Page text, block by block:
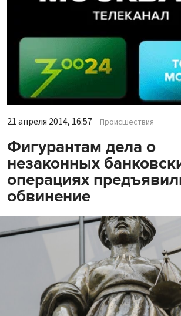
21 апреля 2014, 16:57 Происшествия
Фигурантам дела о
незаконных
операциях
обвинение